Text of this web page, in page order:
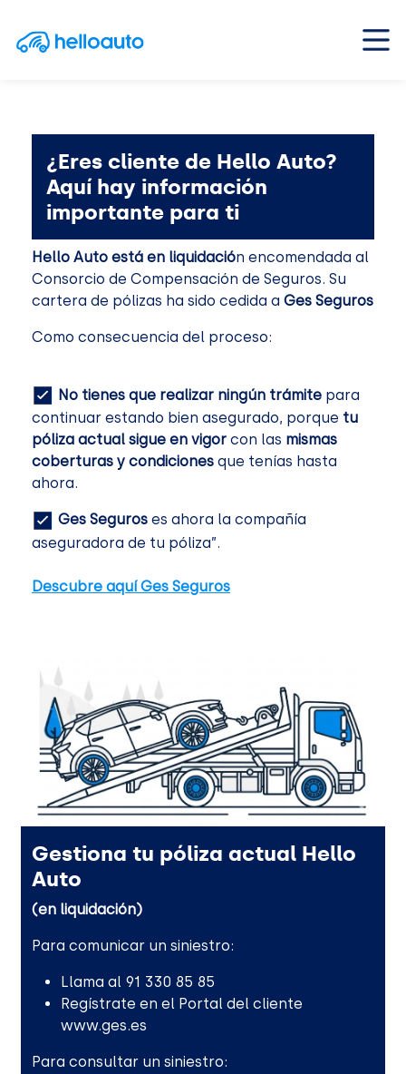
Saltar al contenido
Navegación principal
¿Eres cliente de Hello Auto?
Aquí hay información
importante para ti
Hello Auto está en liquidación encomendada al
Consorcio de Compensación de Seguros. Su
cartera de pólizas ha sido cedida a Ges Seguros
Como consecuencia del proceso:
No tienes que realizar ningún trámite para
continuar estando bien asegurado, porque tu
póliza actual sigue en vigor con las mismas
coberturas y condiciones que tenías hasta
ahora.
Ges Seguros es ahora la compañía
aseguradora de tu póliza”.
Descubre aquí Ges Seguros
Gestiona tu póliza actual Hello
Auto
(en liquidación)
Para comunicar un siniestro:
Llama al 91 330 85 85
Regístrate en el Portal del cliente
www.ges.es
Para consultar un siniestro: